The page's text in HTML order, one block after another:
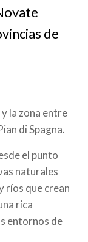
de
la zona entre
di Spagna.
el punto
naturales
ríos que crean
rica
entornos de